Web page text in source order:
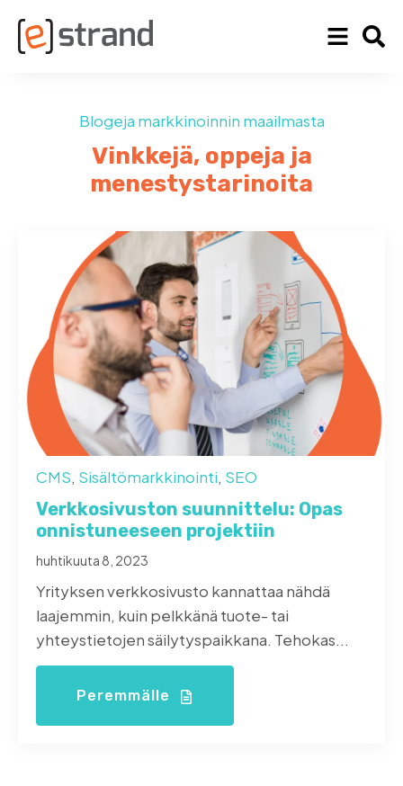
Blogeja markkinoinnin maailmasta
Vinkkejä, oppeja ja
menestystarinoita
CMS, Sisältömarkkinointi, SEO
Verkkosivuston suunnittelu: Opas
onnistuneeseen projektiin
huhtikuuta 8, 2023
Yrityksen verkkosivusto kannattaa nähdä
laajemmin, kuin pelkkänä tuote- tai
yhteystietojen säilytyspaikkana. Tehokas...
Peremmälle